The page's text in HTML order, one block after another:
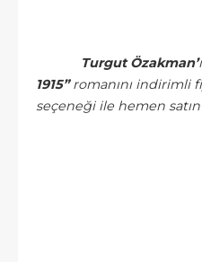
Turgut Özakman’
1915”romanını indirimli
seçeneği ile hemen